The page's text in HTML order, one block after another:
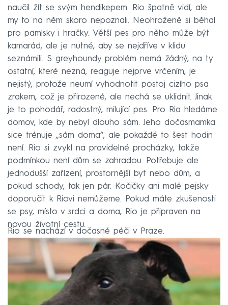
naučil žít se svým hendikepem. Rio špatně vidí, ale
my to na něm skoro nepoznali. Neohroženě si běhal
pro pamlsky i hračky. Větší pes pro něho může být
kamarád, ale je nutné, aby se nejdříve v klidu
seznámili. S greyhoundy problém nemá žádný, na ty
ostatní, které nezná, reaguje nejprve vrčením, je
nejistý, protože neumí vyhodnotit postoj cizího psa
zrakem, což je přirozené, ale nechá se uklidnit. Jinak
je to pohodář, radostný, milující pes. Pro Ria hledáme
domov, kde by nebyl dlouho sám. Jeho dočasmamka
sice trénuje „sám doma“, ale pokaždé to šest hodin
není. Rio si zvykl na pravidelné procházky, takže
podmínkou není dům se zahradou. Potřebuje ale
jednodušší zařízení, prostornější byt nebo dům, a
pokud schody, tak jen pár. Kočičky ani malé pejsky
doporučit k Riovi nemůžeme. Pokud máte zkušenosti
se psy, místo v srdci a doma, Rio je připraven na
novou životní cestu.
Rio se nachází v dočasné péči v Praze.